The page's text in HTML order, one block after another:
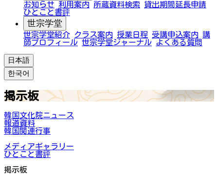
お知らせ 利用案内 所蔵資料検索
貸出期間延長申請
ひとこと書評
世宗学堂
世宗学堂紹介 クラス案内 授業日程 受講申込案内 講
師プロフィール 世宗学堂ジャーナル よくある質問
日本語
한국어
掲示板
韓国文化院ニュース
報道資料
韓国関連行事
メディアギャラリー
ひとこと書評
掲示板